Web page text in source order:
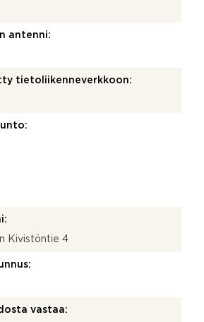
antenni:
tietoliikenneverkkoon:
Kivistöntie 4
vastaa: